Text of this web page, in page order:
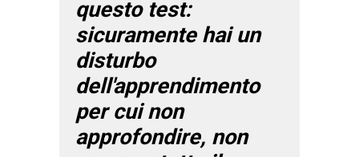
questo test:
sicuramente hai un
disturbo
dell'apprendimento
per cui non
approfondire, non